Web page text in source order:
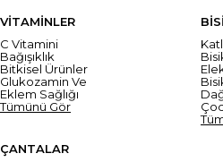
VİTAMİNLER
C Vitamini
Bağışıklık
Bitkisel Ürünler
Glukozamin Ve
Eklem Sağlığı
Tümünü Gör
ÇANTALAR